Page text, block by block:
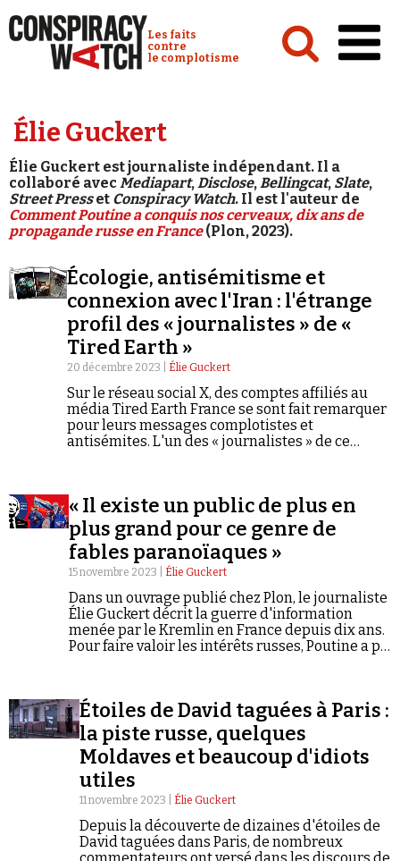
Conspiracy Watch :
Les faits
contre
le complotisme
Analyses
Conspipédia
Vidéos
Revues de presse
Newsletter
Faire un don
Se connecter
Élie Guckert
Élie Guckert est journaliste indépendant. Il a
collaboré avecMediapart,Disclose,Bellingcat, Slate,
Street Presset Conspiracy Watch. Il est l'auteur de
Comment Poutine a conquis nos cerveaux, dix ans de
propagande russe en France(Plon, 2023).
Écologie, antisémitisme et
connexion avec l'Iran : l'étrange
profil des « journalistes » de «
Tired Earth »
20 décembre 2023 | Élie Guckert
Sur le réseau social X, des comptes affiliés au
média Tired Earth France se sont fait remarquer
pour leurs messages complotistes et
antisémites. L'un des « journalistes » de ce
iranienne.
« Il existe un public de plus en
plus grand pour ce genre de
fables paranoïaques »
15 novembre 2023 | Élie Guckert
Dans un ouvrage publié chez Plon, le journaliste
Élie Guckert décrit la guerre d'information
menée par le Kremlin en France depuis dix ans.
Pour faire valoir les intérêts russes, Poutine a pu
en publie les bonnes feuilles*.
Étoiles de David taguées à Paris :
la piste russe, quelques
Moldaves et beaucoup d'idiots
utiles
11 novembre 2023 | Élie Guckert
Depuis la découverte de dizaines d'étoiles de
David taguées dans Paris, de nombreux